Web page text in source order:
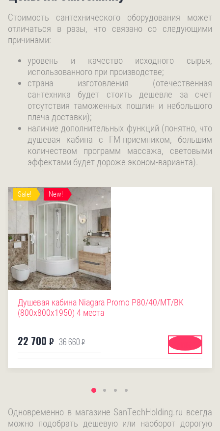
Стоимость сантехнического оборудования может
отличаться в разы, что связано со следующими
причинами:
уровень и качество исходного сырья,
использованного при производстве;
страна изготовления (отечественная
сантехника будет стоить дешевле за счет
отсутствия таможенных пошлин и небольшого
плеча доставки);
наличие дополнительных функций (понятно, что
душевая кабина с FM-приемником, большим
количеством программ массажа, световыми
эффектами будет дороже эконом-варианта).
Sale! New!
Душевая кабина Niagara Promo P80/40/MT/BK
(800х800х1950) 4 места
22 700 ₽ 36 660₽ Купить
Одновременно в магазине SanTechHolding.ru всегда
можно подобрать дешевую или наоборот дорогую